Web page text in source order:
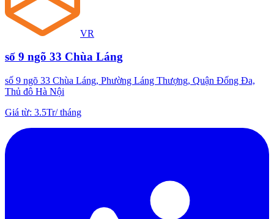
VR
số 9 ngõ 33 Chùa Láng
số 9 ngõ 33 Chùa Láng, Phường Láng Thượng, Quận Đống Đa,
Thủ đô Hà Nội
Giá từ: 3.5Tr/tháng